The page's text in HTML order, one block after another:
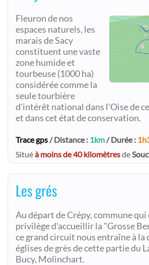
Fleuron de nos
espaces naturels, les
marais de Sacy
constituent une vaste
zone humide et
tourbeuse (1000 ha)
considérée comme la
seule tourbière
d'intérêt national dans l'Oise de
et dans cet état de conservation.
Trace gps/ Distance : 1km/ Durée :
Situéà moins de 40 kilomètresde
Les grés
Au départ de Crépy, commune
privilège d'accueillir la "Grosse
ce grand circuit nous entraîne à la
églises de grès de cette partie du
Bucy, Molinchart.